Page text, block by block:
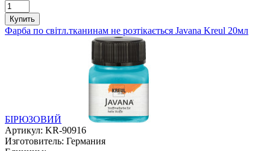
Купить
Фарба по світл.тканинам не розтікається Javana Kreul 20мл
БІРЮЗОВИЙ
Артикул: KR-90916
Изготовитель: Германия